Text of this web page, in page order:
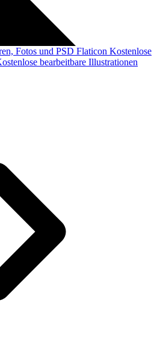
Fotos und PSD Flaticon Kostenlose
bearbeitbare Illustrationen